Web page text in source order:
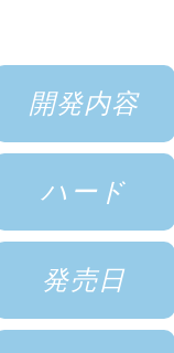
開発内容
ハード
発売日